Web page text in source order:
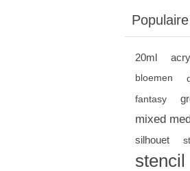
20ml
bloemen
fantasy
mixed
silhouet
stencil